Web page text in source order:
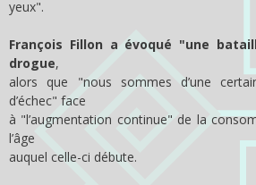
yeux".
François Fillon a évoqué "une
drogue,
alors que "nous sommes d’une
d’échec" face
à "l’augmentation continue" de la
l’âge
auquel celle-ci débute.